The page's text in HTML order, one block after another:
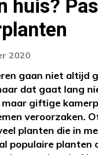
huis?
2020
gaan niet altijd
dat gaat lang
giftige
veroorzaken.
planten die in
populaire planten